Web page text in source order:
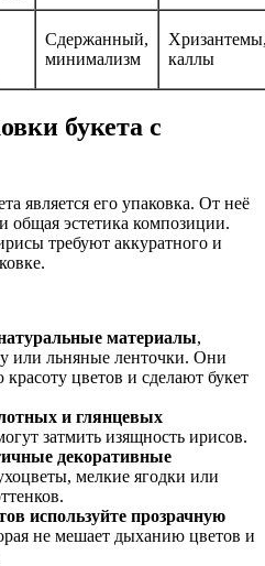
Сдержанный,
минимализм
каллы
букета с
является его упаковка. От неё
общая эстетика композиции.
требуют аккуратного и
материалы,
или льняные ленточки. Они
цветов и сделают букет
и глянцевых
затмить изящность ирисов.
декоративные
мелкие ягодки или
используйте прозрачную
не мешает дыханию цветов и